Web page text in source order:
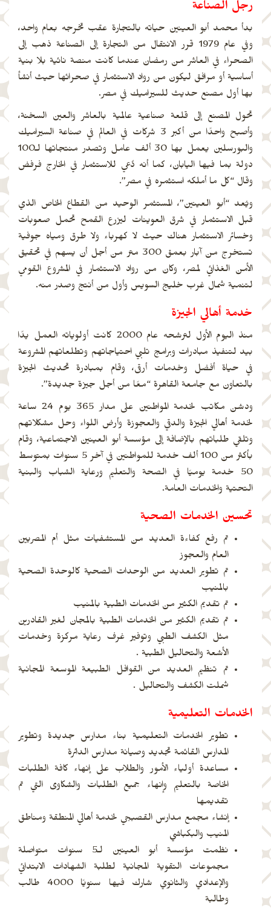
رجل الصناعة
بدأ محمد أبو العينين حياته بالتجارة عقب تخرجه بعام واحد،
وفي عام 1979 قرر الانتقال من التجارة إلى الصناعة ذهب إلى
الصحراء في العاشر من رمضان عندما كانت منصة نائية بلا بنية
أساسية أو مرافق ليكون من رواد الاستثمار في صحرائها حيث أنشأ
بها أول مصنع حديث للسيراميك في مصر.
تحول المصنع إلى قلعة صناعية عالمية بالعاشر والعين السخنة،
وأصبح واحدًا من أكبر 3 شركات في العالم في صناعة السيراميك
والبورسلين يعمل بها 30 ألف عامل وتصدر منتجاتها لـ100
دولة بما فيها اليابان، كما أنه دُعي للاستثمار في الخارج فرفض
وقال “كل ما أملكه استثمره في مصر”.
ويُعد “أبو العينين”، المستثمر الوحيد من القطاع الخاص الذي
قبل الاستثمار في شرق العوينات ليزرع القمح تحمل صعوبات
وخسائر الاستثمار هناك حيث لا كهرباء ولا طرق ومياه جوفية
تستخرج من آبار بعمق 300 متر من أجل أن يسهم في تحقيق
الأمن الغذائي لمصر، وكان من رواد الاستثمار في المشروع القومي
لتنمية شمال غرب خليج السويس وأول من أنتج وصدر منه.
خدمة أهالي الجيزة
منذ اليوم الأول لترشحه عام 2000 كانت أولوياته العمل يدًا
بيد لتنفيذ مبادرات وبرامج تلبي احتياجاتهم وتطلعاتهم المشروعة
في حياة أفضل وخدمات أرقى، وقام بمبادرة تحديث الجيزة
بالتعاون مع جامعة القاهرة “معًا من أجل جيزة جديدة”.
ودشن مكاتب لخدمة المواطنين على مدار 365 يوم 24 ساعة
لخدمة أهالي الجيزة والدقي والعجوزة وأرض اللواء وحل مشكلاتهم
وتلقي طلباتهم بالإضافة إلى مؤسسة أبو العينين الاجتماعية، وقام
بأكثر من 100 ألف خدمة للمواطنين في آخر 5 سنوات بمتوسط
50 خدمة يوميًا في الصحة والتعليم ورعاية الشباب والبنية
التحتية والخدمات العامة.
تحسين الخدمات الصحية
تم رفع كفاءة العديد من المستشفيات مثل أم المصريين
العام والعجوز
تم تطوير العديد من الوحدات الصحية كالوحدة الصحية
بالمنيب
تم تقديم الكثير من الخدمات الطبية بالمنيب
تم تقديم الكثير من الخدمات الطبية بالمجان لغير القادرين
مثل الكشف الطبي وتوفير غرف رعاية مركزة وخدمات
الأشعة والتحاليل الطبية .
تم تنظيم العديد من القوافل الطبيعة الموسعة المجانية
شملت الكشف والتحاليل .
الخدمات التعليمية
تطوير الخدمات التعليمية بناء مدارس جديدة وتطوير
المدارس القائمة تجديد وصيانة مدارس الدائرة
مساعدة أولياء الأمور والطلاب على إنهاء كافة الطلبات
الخاصة بالتعليم وإنهاء جميع الطلبات والشكاوى التي تم
تقديمها
إنشاء مجمع مدارس القصبجي لخدمة أهالي المنطقة ومناطق
المنيب والبكباشي
نظمت مؤسسة أبو العينين لـ5 سنوات متواصلة
مجموعات التقوية المجانية لطلبة الشهادات الابتدائي
والإعدادي والثانوي شارك فيها سنويًا 4000 طالب
وطالبة